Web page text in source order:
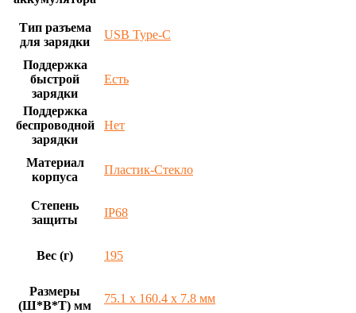
Тип разъема
для зарядки
USB Type-C
Поддержка
быстрой
зарядки
Есть
Поддержка
беспроводной
зарядки
Нет
Материал
корпуса
Пластик-Стекло
Степень
защиты
IP68
Вес (г) 195
Размеры
(Ш*В*Т) мм
75.1 х 160.4 х 7.8 мм